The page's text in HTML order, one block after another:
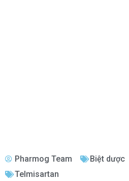
Pharmog Team Biệt dược
Telmisartan